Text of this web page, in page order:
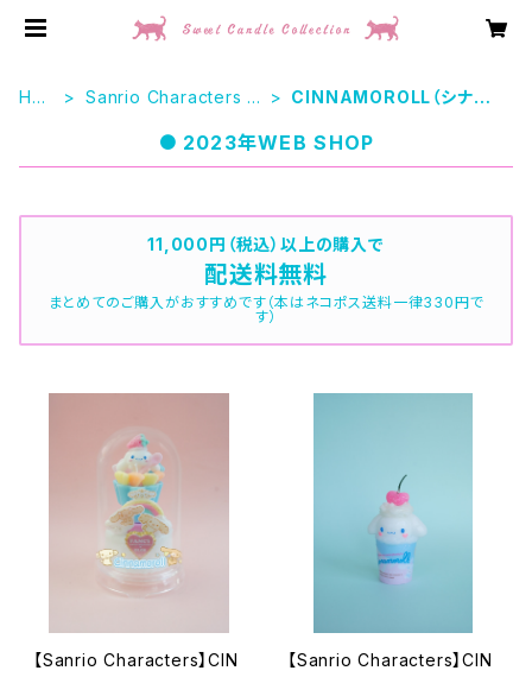
HO
Sanrio Characters C
CINNAMOROLL（シナモ
2023年WEB SHOP
11,000円（税込）以上の購入で
配送料無料
まとめてのご購入がおすすめです（本はネコポス送料一律330円で
す）
【Sanrio Characters】CIN
【Sanrio Characters】CIN